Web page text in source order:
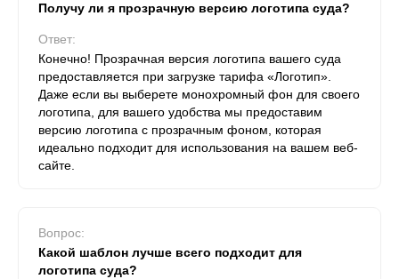
Получу ли я прозрачную версию логотипа суда?
Ответ:
Конечно! Прозрачная версия логотипа вашего суда
предоставляется при загрузке тарифа «Логотип».
Даже если вы выберете монохромный фон для своего
логотипа, для вашего удобства мы предоставим
версию логотипа с прозрачным фоном, которая
идеально подходит для использования на вашем веб-
сайте.
Вопрос:
Какой шаблон лучше всего подходит для
логотипа суда?